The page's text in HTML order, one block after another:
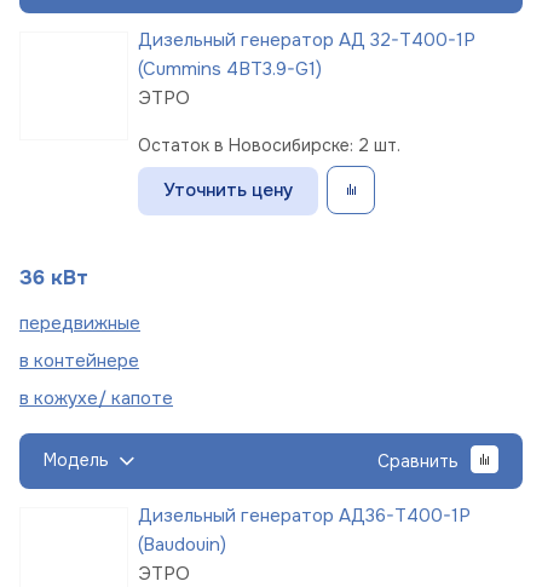
Дизельный генератор АД 32-Т400-1Р
(Cummins 4BT3.9-G1)
ЭТРО
Остаток в Новосибирске: 2 шт.
Уточнить цену
36 кВт
передвижные
в контейнере
в кожухе/ капоте
Модель Сравнить
Дизельный генератор АД36-Т400-1Р
(Baudouin)
ЭТРО